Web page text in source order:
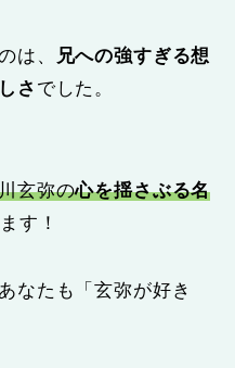
は、
兄への強すぎる想
さ でした。
玄弥の心を揺さぶる名
す！
なたも「玄弥が好き